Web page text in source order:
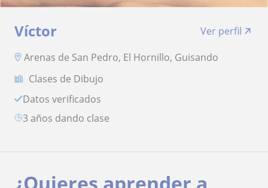
Víctor
Ver perfil
Arenas de San Pedro, El Hornillo, Guisando
Clases de Dibujo
Datos verificados
3 años dando clase
¿Quieres aprender a